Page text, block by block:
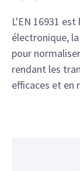
L'EN 16931
électronique,
pour
rendant les
efficaces et en